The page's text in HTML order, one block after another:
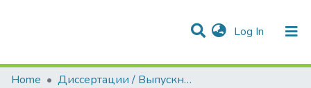
Log In (current)
Communities & Collections
Statistics
All of DSpace
Home
Диссертации / Выпускные квалификационные работы